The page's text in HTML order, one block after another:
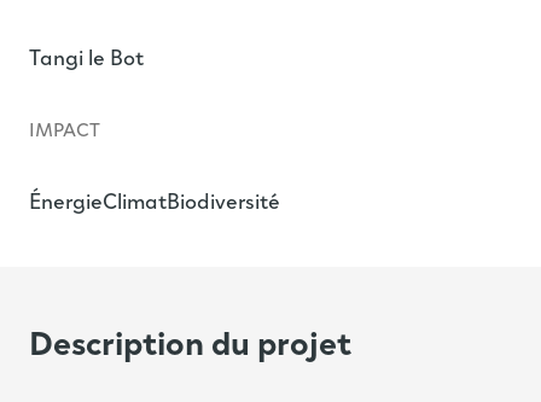
Tangi le Bot
IMPACT
ÉnergieClimatBiodiversité
Description du projet